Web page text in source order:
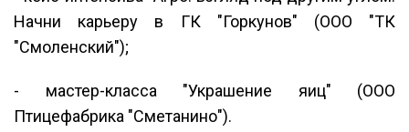
Начни карьеру в ГК "Горкунов" (ООО "ТК
"Смоленский");
- мастер-класса "Украшение яиц" (ООО
Птицефабрика "Сметанино").